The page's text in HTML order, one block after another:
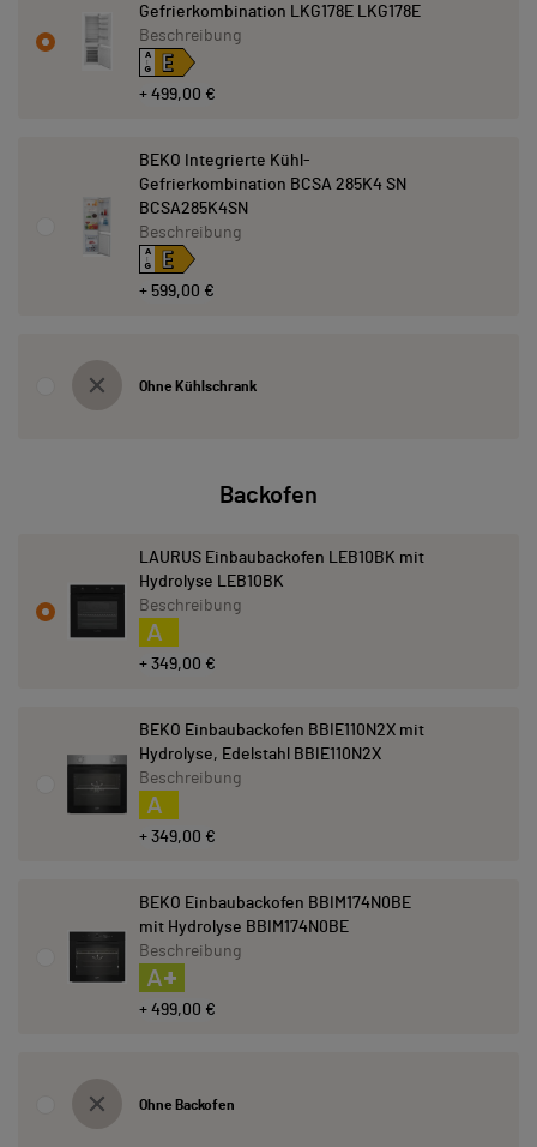
Gefrierkombination LKG178E LKG178E
+ 499,00 €
A
↑
G E
Beschreibung
BEKO Integrierte Kühl-
Gefrierkombination BCSA 285K4 SN
BCSA285K4SN
+ 599,00 €
A
↑
G E
Beschreibung
Ohne Kühlschrank
Backofen
LAURUS Einbaubackofen LEB10BK mit
Hydrolyse LEB10BK
+ 349,00 €
A
Beschreibung
BEKO Einbaubackofen BBIE110N2X mit
Hydrolyse, Edelstahl BBIE110N2X
+ 349,00 €
A
Beschreibung
BEKO Einbaubackofen BBIM174N0BE
mit Hydrolyse BBIM174N0BE
+ 499,00 €
A+
Beschreibung
Ohne Backofen